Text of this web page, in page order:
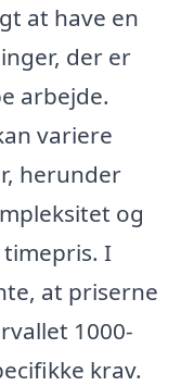
at have en
der er
arbejde.
variere
herunder
og
I
at priserne
1000-
krav.